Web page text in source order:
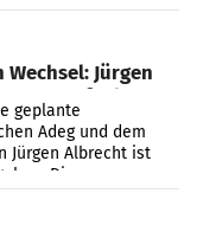
Jürgen
auf Adeg
geplante
Adeg und dem
Jürgen Albrecht ist
Die
und der